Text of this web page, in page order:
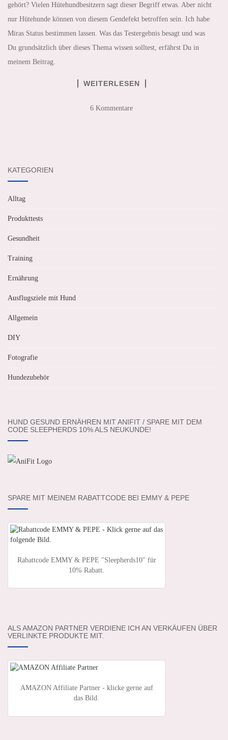
gehört? Vielen Hütehundbesitzern sagt dieser Begriff etwas. Aber nicht
nur Hütehunde können von diesem Gendefekt betroffen sein. Ich habe
Miras Status bestimmen lassen. Was das Testergebnis besagt und was
Du grundsätzlich über dieses Thema wissen solltest, erfährst Du in
meinem Beitrag.
WEITERLESEN
6 Kommentare
KATEGORIEN
Alltag
Produkttests
Gesundheit
Training
Ernährung
Ausflugsziele mit Hund
Allgemein
DIY
Fotografie
Hundezubehör
HUND GESUND ERNÄHREN MIT ANIFIT / SPARE MIT DEM
CODE SLEEPHERDS 10% ALS NEUKUNDE!
SPARE MIT MEINEM RABATTCODE BEI EMMY & PEPE
Rabattcode EMMY & PEPE "Sleepherds10" für
10% Rabatt.
ALS AMAZON PARTNER VERDIENE ICH AN VERKÄUFEN ÜBER
VERLINKTE PRODUKTE MIT.
AMAZON Affiliate Partner - klicke gerne auf
das Bild.